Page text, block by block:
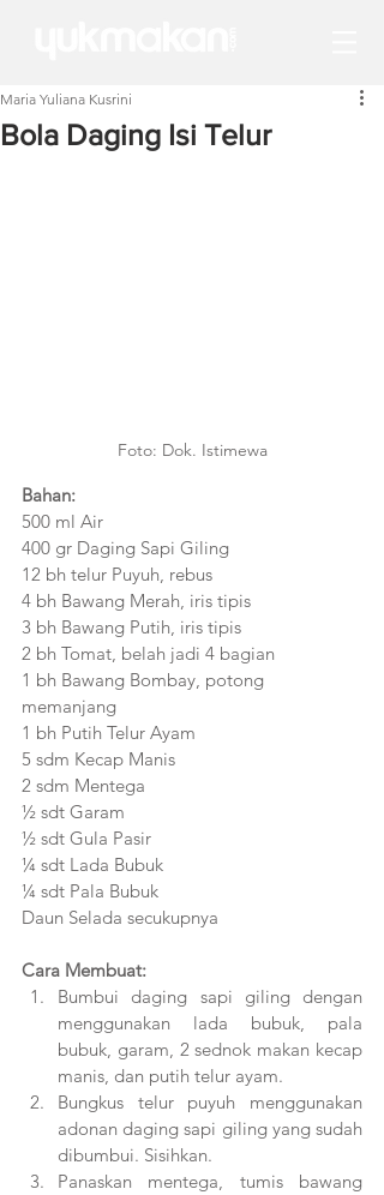
Bola Daging Isi Telur
Maria Yuliana Kusrini
Foto: Dok. Istimewa
Bahan:
500 ml Air
400 gr Daging Sapi Giling
12 bh telur Puyuh, rebus
4 bh Bawang Merah, iris tipis
3 bh Bawang Putih, iris tipis
2 bh Tomat, belah jadi 4 bagian
1 bh Bawang Bombay, potong
memanjang
1 bh Putih Telur Ayam
5 sdm Kecap Manis
2 sdm Mentega
½ sdt Garam
½ sdt Gula Pasir
¼ sdt Lada Bubuk
¼ sdt Pala Bubuk
Daun Selada secukupnya
Cara Membuat:
Bumbui daging sapi giling dengan
menggunakan lada bubuk, pala
bubuk, garam, 2 sednok makan kecap
manis, dan putih telur ayam.
Bungkus telur puyuh menggunakan
adonan daging sapi giling yang sudah
dibumbui. Sisihkan.
Panaskan mentega, tumis bawang